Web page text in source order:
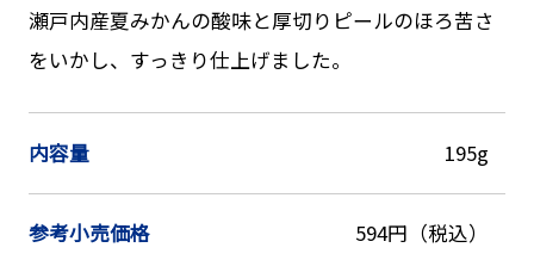
瀬戸内産夏みかんの酸味と厚切りピールのほろ苦さ
をいかし、すっきり仕上げました。
内容量 195g
参考小売価格 594円（税込）